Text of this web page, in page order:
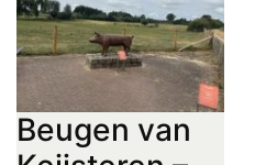
Beugen van